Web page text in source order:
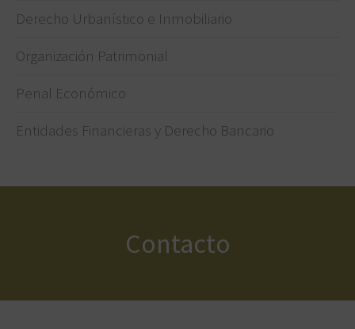
Derecho Urbanístico e Inmobiliario
Organización Patrimonial
Penal Económico
Entidades Financieras y Derecho Bancario
Contacto